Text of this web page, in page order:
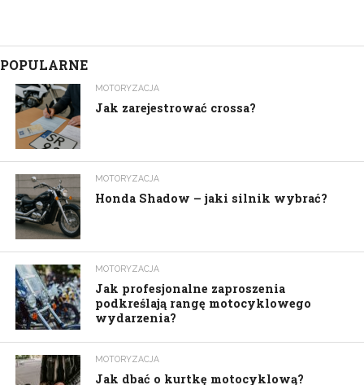
POPULARNE
MOTORYZACJA
Jak zarejestrować crossa?
MOTORYZACJA
Honda Shadow – jaki silnik wybrać?
MOTORYZACJA
Jak profesjonalne zaproszenia
podkreślają rangę motocyklowego
wydarzenia?
MOTORYZACJA
Jak dbać o kurtkę motocyklową?